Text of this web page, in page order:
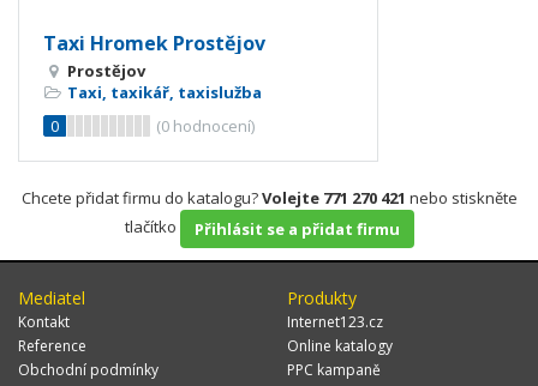
Taxi Hromek Prostějov
Prostějov
Taxi, taxikář, taxislužba
0
(0 hodnocení)
Chcete přidat firmu do katalogu?Volejte 771 270 421 nebo stiskněte
tlačítko
Přihlásit se a přidat firmu
Mediatel
Kontakt
Reference
Obchodní podmínky
Produkty
Internet123.cz
Online katalogy
PPC kampaně